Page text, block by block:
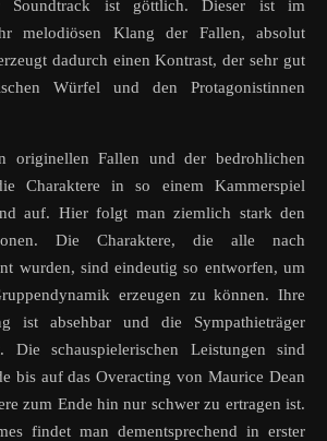
Soundtrack ist göttlich. Dieser ist im
melodiösen Klang der Fallen, absolut
dadurch einen Kontrast, der sehr gut
Würfel und den Protagonistinnen
originellen Fallen und der bedrohlichen
Charaktere in so einem Kammerspiel
auf. Hier folgt man ziemlich stark den
Die Charaktere, die alle nach
wurden, sind eindeutig so entworfen, um
erzeugen zu können. Ihre
ist absehbar und die Sympathieträger
Die schauspielerischen Leistungen sind
bis auf das Overacting von Maurice Dean
zum Ende hin nur schwer zu ertragen ist.
findet man dementsprechend in erster